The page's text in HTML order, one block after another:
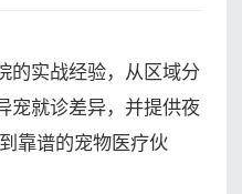
的实战经验，从区域分
宠就诊差异，并提供夜
靠谱的宠物医疗伙